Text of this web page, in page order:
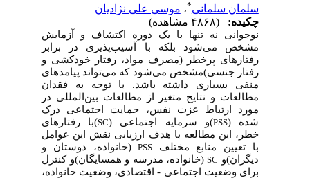
سلمان سلمانی ،موسی علی نژادیان
چکیده:
نوجوانی نه تنها با یک دوره اکتشاف و آزمایش
مشخص می‌شود بلکه با آسیب‌پذیری در برابر
رفتارهای پرخطر (‏مصرف مواد، رفتار خودکشی و
رفتار جنسی)‏مشخص می‌شود که می‌تواند پیامدهای
منفی بسیاری داشته باشد. با توجه به فقدان
مطالعات و نتایج متغیر از مطالعات بین‌المللی در
مورد ارتباط عزت نفس، حمایت اجتماعی درک
شده (‏
PSS)‏و سرمایه اجتماعی (‏ SC)‏با رفتارهای
خطر، این مطالعه با هدف ارزیابی نقش این عوامل
با تعیین منابع مختلفPSS(‏خانواده، دوستان و
دیگران)‏وSC(‏خانواده، مدرسه و همسایگان)‏و کنترل
برای وضعیت اجتماعی - اقتصادی، وضعیت خانواده،